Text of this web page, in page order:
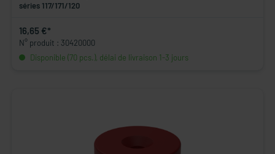
séries 117/171/120
16,65 €*
N° produit : 30420000
Disponible (70 pcs.), délai de livraison 1-3 jours